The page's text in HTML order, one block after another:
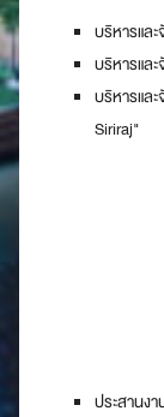
บริหารแล
บริหารแล
บริหารแล
Siriraj"
ประสานง